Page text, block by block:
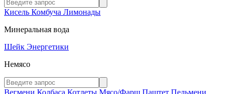
Кисель Комбуча Лимонады
Минеральная вода
Шейк Энергетики
Немясо
Вегмени Колбаса Котлеты Мясо/Фарш Паштет Пельмени